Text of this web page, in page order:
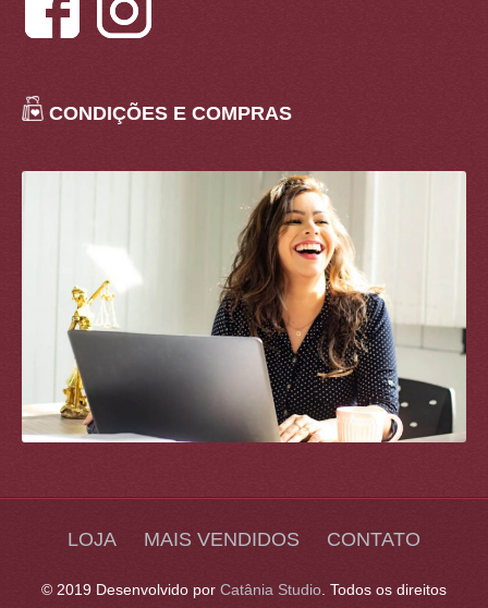
CONDIÇÕES E COMPRAS
LOJA MAIS VENDIDOS CONTATO
© 2019 Desenvolvido por Catânia Studio. Todos os direitos